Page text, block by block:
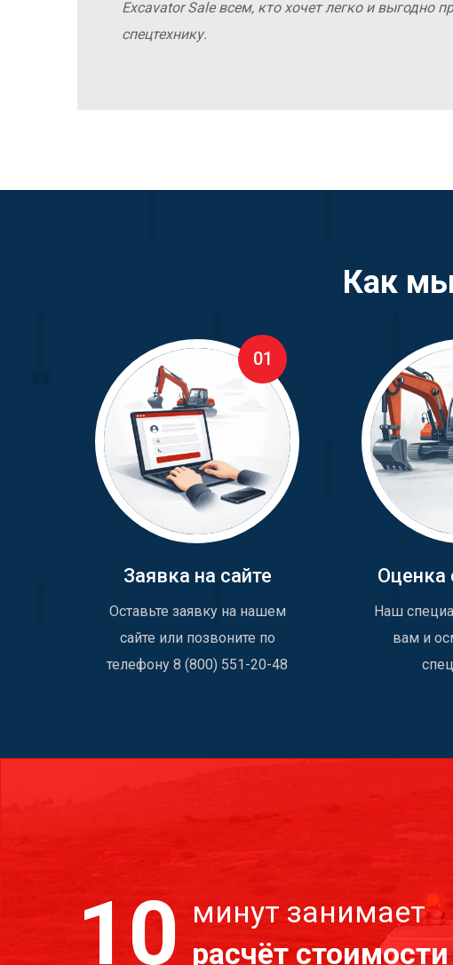
Excavator Sale всем, кто хочет легко и выгодно
спецтехнику.
Как мы
01
Заявка на сайте
Оставьте заявку на нашем
сайте или позвоните по
телефону 8 (800) 551-20-48
Оценка
Наш
вам и
10 минут занимает
расчёт стоимости